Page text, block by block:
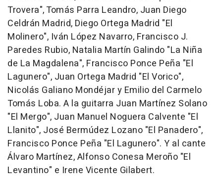
Trovera", Tomás Parra Leandro, Juan Diego
Celdrán Madrid, Diego Ortega Madrid "El
Molinero", Iván López Navarro, Francisco J.
Paredes Rubio, Natalia Martín Galindo "La Niña
de La Magdalena", Francisco Ponce Peña "El
Lagunero", Juan Ortega Madrid "El Vorico",
Nicolás Galiano Mondéjar y Emilio del Carmelo
Tomás Loba. A la guitarra Juan Martínez Solano
"El Mergo", Juan Manuel Noguera Calvente "El
Llanito", José Bermúdez Lozano "El Panadero",
Francisco Ponce Peña "El Lagunero". Y al cante
Álvaro Martínez, Alfonso Conesa Meroño "El
Levantino" e Irene Vicente Gilabert.